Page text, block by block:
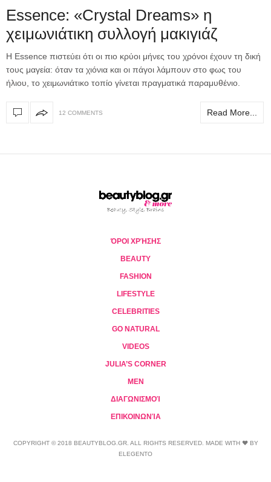
Essence: «Crystal Dreams» η
χειμωνιάτικη συλλογή μακιγιάζ
Η Essence πιστεύει ότι οι πιο κρύοι μήνες του χρόνοι έχουν τη δική
τους μαγεία: όταν τα χιόνια και οι πάγοι λάμπουν στο φως του
ήλιου, το χειμωνιάτικο τοπίο γίνεται πραγματικά παραμυθένιο.
12 COMMENTS Read More...
ΌΡΟΙ ΧΡΉΣΗΣ
BEAUTY
FASHION
LIFESTYLE
CELEBRITIES
GO NATURAL
VIDEOS
JULIA’S CORNER
MEN
ΔΙΑΓΩΝΙΣΜΟΊ
ΕΠΙΚΟΙΝΩΝΊΑ
COPYRIGHT © 2018 BEAUTYBLOG.GR. ALL RIGHTS RESERVED. MADE WITH ❤ BY
ELEGENTO